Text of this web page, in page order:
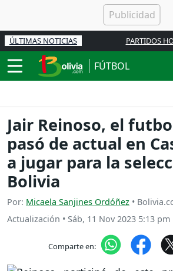
ÚLTIMAS NOTICIAS PARTIDOS
FÚTBOL
Jair Reinoso, el
pasó de actual en
a jugar para la
Bolivia
Por: Micaela Sanjines Ordóñez •
Actualización • Sáb, 11 Nov 2023 5:13 pm
Comparte en: